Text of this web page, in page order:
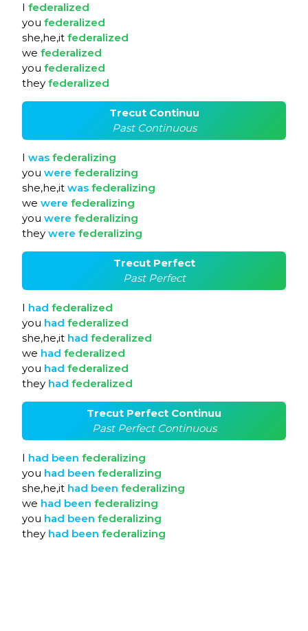
I federalized
you federalized
she,he,it federalized
we federalized
you federalized
they federalized
Trecut Continuu
Past Continuous
I was federalizing
you were federalizing
she,he,it was federalizing
we were federalizing
you were federalizing
they were federalizing
Trecut Perfect
Past Perfect
I had federalized
you had federalized
she,he,it had federalized
we had federalized
you had federalized
they had federalized
Trecut Perfect Continuu
Past Perfect Continuous
I had been federalizing
you had been federalizing
she,he,it had been federalizing
we had been federalizing
you had been federalizing
they had been federalizing